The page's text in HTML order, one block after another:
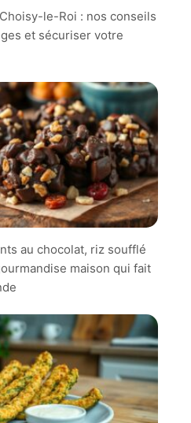
le-Roi : nos conseils
et sécuriser votre
au chocolat, riz soufflé
maison qui fait